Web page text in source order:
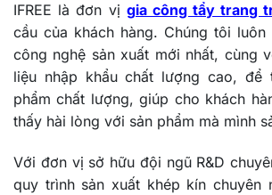
IFREE là đơn vị gia công tẩy trang
cầu của khách hàng. Chúng tôi luôn
công nghệ sản xuất mới nhất, cùng
liệu nhập khẩu chất lượng cao, để
phẩm chất lượng, giúp cho khách
thấy hài lòng với sản phẩm mà mình
Với đơn vị sở hữu đội ngũ R&D
quy trình sản xuất khép kín chuyên